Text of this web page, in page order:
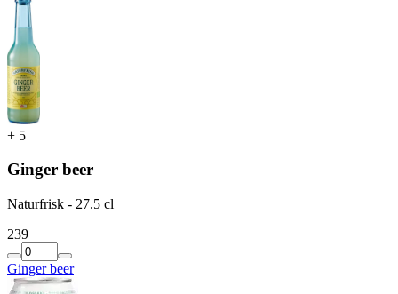
+ 5
Ginger beer
Naturfrisk - 27.5 cl
239
Ginger beer